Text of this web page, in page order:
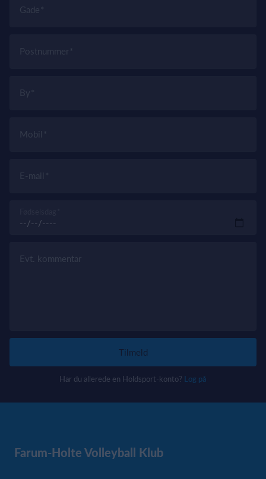
Gade
Postnummer
By
Mobil
E-mail
Evt. kommentar
Tilmeld
Har du allerede en Holdsport-konto? Log på
Farum-Holte Volleyball Klub